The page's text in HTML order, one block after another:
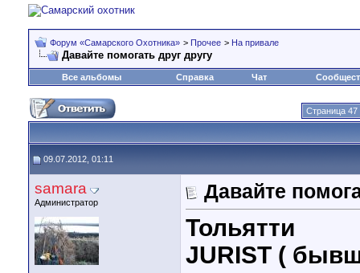
Форум «Самарского Охотника» > Прочее > На привале
Давайте помогать друг другу
Все альбомы Справка Чат
Страница 47
09.07.2012, 01:11
samara
Администратор Давайте
Тольятти
JURIST (